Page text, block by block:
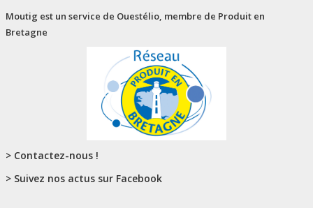
Moutig est un service de Ouestélio, membre de Produit en
Bretagne
> Contactez-nous !
> Suivez nos actus sur Facebook